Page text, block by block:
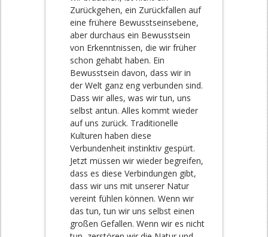
Zurückgehen, ein Zurückfallen auf
eine frühere Bewusstseinsebene,
aber durchaus ein Bewusstsein
von Erkenntnissen, die wir früher
schon gehabt haben. Ein
Bewusstsein davon, dass wir in
der Welt ganz eng verbunden sind.
Dass wir alles, was wir tun, uns
selbst antun. Alles kommt wieder
auf uns zurück. Traditionelle
Kulturen haben diese
Verbundenheit instinktiv gespürt.
Jetzt müssen wir wieder begreifen,
dass es diese Verbindungen gibt,
dass wir uns mit unserer Natur
vereint fühlen können. Wenn wir
das tun, tun wir uns selbst einen
großen Gefallen. Wenn wir es nicht